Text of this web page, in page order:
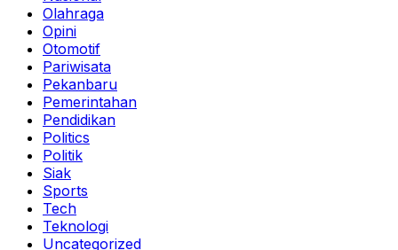
Olahraga
Opini
Otomotif
Pariwisata
Pekanbaru
Pemerintahan
Pendidikan
Politics
Politik
Siak
Sports
Tech
Teknologi
Uncategorized